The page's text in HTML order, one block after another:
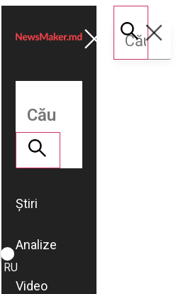
ROMÂNĂ
RU
Știri
Analize
Video